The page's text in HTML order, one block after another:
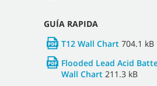
GUÍA RAPIDA
T12 Wall Chart 704.1 kB
Flooded Lead Acid
Wall Chart 211.3 kB